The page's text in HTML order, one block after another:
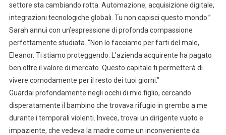
settore sta cambiando rotta. Automazione, acquisizione digitale,
integrazioni tecnologiche globali. Tu non capisci questo mondo.”
Sarah annuì con un’espressione di profonda compassione
perfettamente studiata. “Non lo facciamo per farti del male,
Eleanor. Ti stiamo proteggendo. L’azienda acquirente ha pagato
ben oltre il valore di mercato. Questo capitale ti permetterà di
vivere comodamente per il resto dei tuoi giorni.”
Guardai profondamente negli occhi di mio figlio, cercando
disperatamente il bambino che trovava rifugio in grembo a me
durante i temporali violenti. Invece, trovai un dirigente vuoto e
impaziente, che vedeva la madre come un inconveniente da